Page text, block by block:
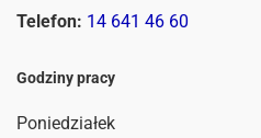
Telefon: 14 641 46 60
Godziny pracy
Poniedziałek